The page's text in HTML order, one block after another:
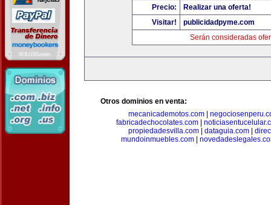
Precio:
Realizar una oferta!
Visitar!
publicidadpyme.com
Serán consideradas
Otros dominios en venta:
mecanicademotos.com|
fabricadechocolates.com|
propiedadesvilla.com| dataguia.com|
mundoinmuebles.com